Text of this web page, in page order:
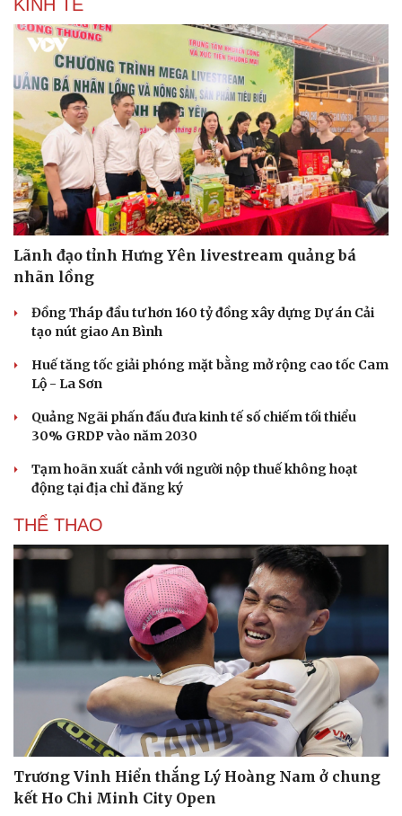
Du lịch
Tư vấn
check-in
Podcast
Câu chuyện thời sự
Cửa sổ tình yêu
KINH TẾ
Lãnh đạo tỉnh Hưng Yên livestream quảng bá
nhãn lồng
Đồng Tháp đầu tư hơn 160 tỷ đồng xây dựng Dự án Cải
tạo nút giao An Bình
Huế tăng tốc giải phóng mặt bằng mở rộng cao tốc Cam
Lộ - La Sơn
Quảng Ngãi phấn đấu đưa kinh tế số chiếm tối thiểu
30% GRDP vào năm 2030
Tạm hoãn xuất cảnh với người nộp thuế không hoạt
động tại địa chỉ đăng ký
THỂ THAO
Trương Vinh Hiển thắng Lý Hoàng Nam ở chung
kết Ho Chi Minh City Open